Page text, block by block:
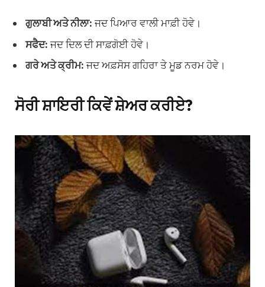
ਗੁਲਾਬੀ ਅਤੇ ਨੀਲਾ:ਜਦ ਪਿਆਰ ਵਾਲੀ ਮਾਫ਼ੀ ਹੋਵੇ।
ਸਫੈਦ:ਜਦ ਦਿਲ ਦੀ ਸਾਫ਼ਗੋਈ ਹੋਵੇ।
ਗਰੇ ਅਤੇ ਕ੍ਰੀਮ:ਜਦ ਅਫ਼ਸੋਸ ਗਹਿਰਾ ਤੇ ਮੂਡ ਨਰਮ ਹੋਵੇ।
ਸੋਰੀ ਸ਼ਾਇਰੀ ਕਿਵੇਂ ਸ਼ੇਅਰ ਕਰੀਏ?